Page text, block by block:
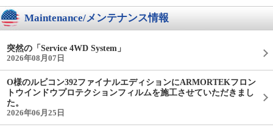
Maintenance/メンテナンス情報
突然の「Service 4WD System」
2026年08月07日
O様のルビコン392ファイナルエディションにARMORTEKフロン
トウインドウプロテクションフィルムを施工させていただきまし
た。
2026年06月25日